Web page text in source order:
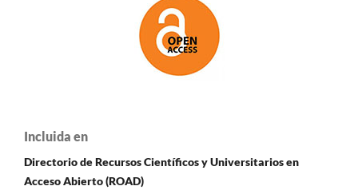
Incluida en
Directorio de Recursos Científicos y Universitarios en
Acceso Abierto (ROAD)